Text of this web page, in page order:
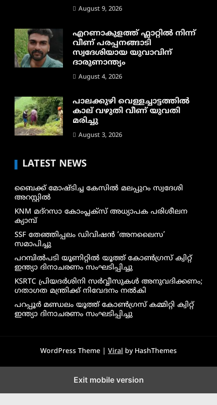
August 9, 2026
എറണാകുളത്ത് ഫ്ലാറ്റിൽ നിന്ന്
വീണ് പരപ്പനങ്ങാടി
സ്വദേശിയായ യുവാവിന്
ദാരുണാന്ത്യം
August 4, 2026
പാലക്കുഴി വെള്ളച്ചാട്ടത്തില്‍
കാല് വഴുതി വീണ് യുവതി
മരിച്ചു
August 3, 2026
LATEST NEWS
ബൈക്ക് മോഷ്ടിച്ച കേസിൽ മലപ്പുറം സ്വദേശി
അറസ്റ്റിൽ
KNM മദ്റസാ കോംപ്ലക്സ് അധ്യാപക പരിശീലന
ക്യാമ്പ്
SSF തേഞ്ഞിപ്പലം ഡിവിഷൻ ‘അനലൈസ’
സമാപിച്ചു
പറമ്പിൽപടി യൂണിറ്റിൽ യൂത്ത് കോൺഗ്രസ് ക്വിറ്റ്
ഇന്ത്യാ ദിനാചരണം സംഘടിപ്പിച്ചു
KSRTC പ്രിയദർശിനി സർവ്വീസുകൾ അനുവദിക്കണം;
ഗതാഗത മന്ത്രിക്ക് നിവേദനം നൽകി
പറപ്പൂർ മണ്ഡലം യൂത്ത് കോൺഗ്രസ് കമ്മിറ്റി ക്വിറ്റ്
ഇന്ത്യാ ദിനാചരണം സംഘടിപ്പിച്ചു
WordPress Theme | Viral by HashThemes
Exit mobile version